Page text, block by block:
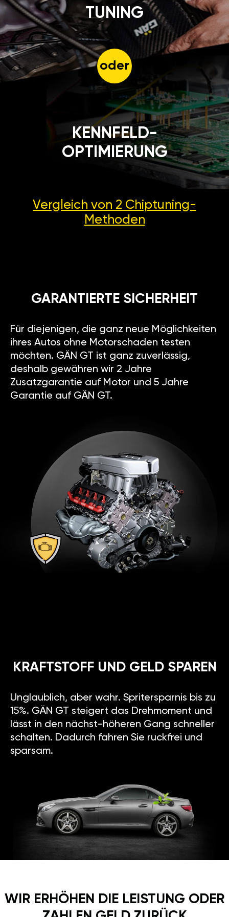
TUNING
oder
KENNFELD-
OPTIMIERUNG
Vergleich von 2 Chiptuning-
Methoden
GARANTIERTE SICHERHEIT
Für diejenigen, die ganz neue Möglichkeiten
ihres Autos ohne Motorschaden testen
möchten. GÄN GT ist ganz zuverlässig,
deshalb gewähren wir 2 Jahre
Zusatzgarantie auf Motor und 5 Jahre
Garantie auf GÄN GT.
KRAFTSTOFF UND GELD SPAREN
Unglaublich, aber wahr. Spritersparnis bis zu
15%. GÄN GT steigert das Drehmoment und
lässt in den nächst-höheren Gang schneller
schalten. Dadurch fahren Sie ruckfrei und
sparsam.
WIR ERHÖHEN DIE LEISTUNG ODER